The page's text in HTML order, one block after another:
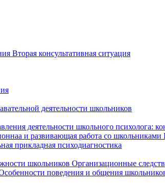
Вторая консультативная ситуация
деятельности школьников
деятельности школьного психолога:
и развивающая работа со школьниками
прикладная психодиагностика
школьников Организационные
поведения и общения